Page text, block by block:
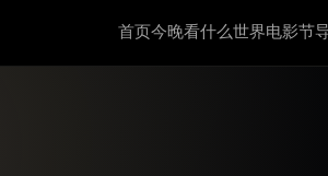
首页今晚看什么世界电影节